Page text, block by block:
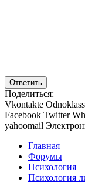
Ответить
Поделиться:
Vkontakte
Facebook Twitter
yahoomail
Главная
Форумы
Психология
Психология